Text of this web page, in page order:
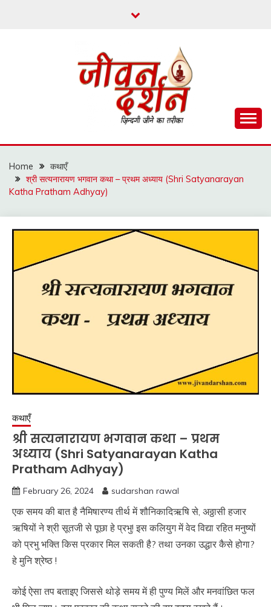
जीवन दर्शन
Home
कथाएँ
श्री सत्यनारायण भगवान कथा – प्रथम अध्याय (Shri Satyanarayan
Katha Pratham Adhyay)
कथाएँ
श्री सत्यनारायण भगवान कथा – प्रथम
अध्याय (Shri Satyanarayan Katha
Pratham Adhyay)
February 26, 2024 sudarshan rawal
एक समय की बात है नैमिषारण्य तीर्थ में शौनिकादिऋषि से, अठ्ठासी हजार
ऋषियों ने श्री सूतजी से पूछा हे प्रभु! इस कलियुग में वेद विद्या रहित मनुष्यों
को प्रभु भक्ति किस प्रकार मिल सकती है? तथा उनका उद्धार कैसे होगा?
हे मुनि श्रेष्ठ !
कोई ऐसा तप बताइए जिससे थोड़े समय में ही पुण्य मिलें और मनवांछित फल